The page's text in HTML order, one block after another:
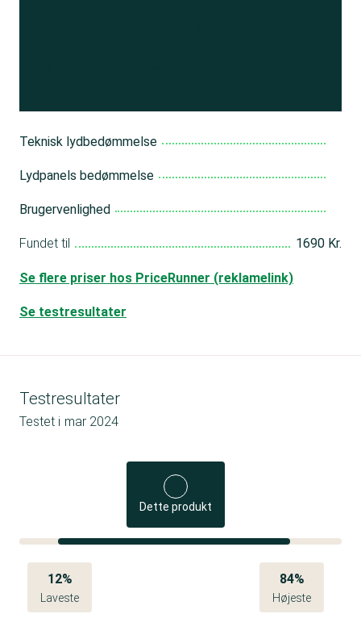
Teknisk lydbedømmelse
Lydpanels bedømmelse
Brugervenlighed
Fundet til 1690 Kr.
Se flere priser hos PriceRunner (reklamelink)
Se testresultater
Testresultater
Testet i mar 2024
Dette produkt
12%
Laveste
84%
Højeste